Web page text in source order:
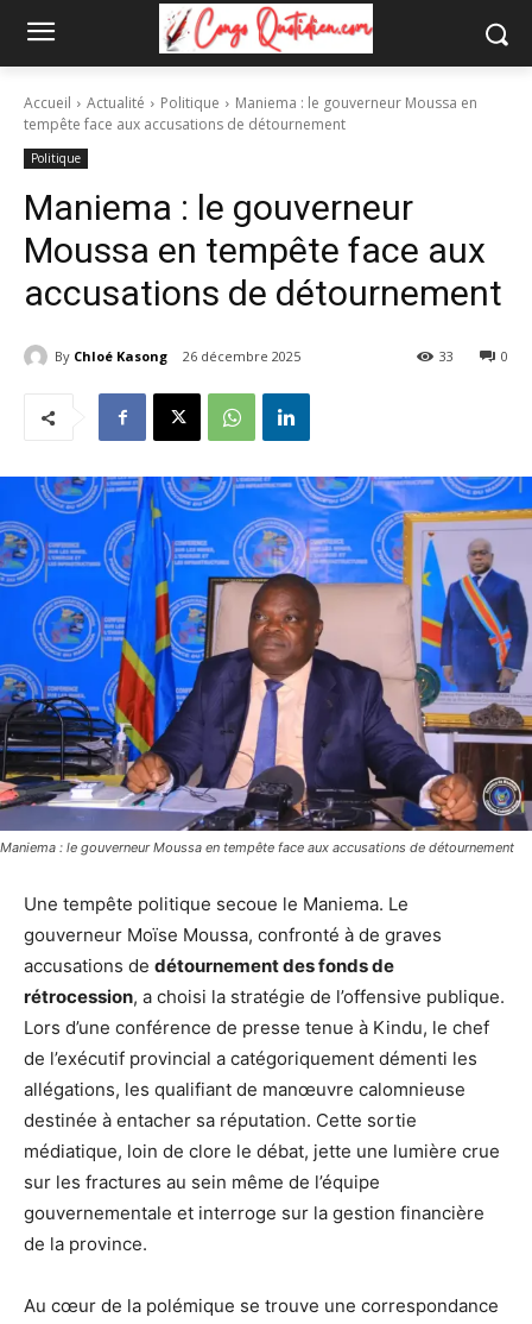
Accueil Actualité Politique
Maniema : le gouverneur Moussa en
tempête face aux accusations de détournement
Politique
Maniema : le gouverneur
Moussa en tempête face aux
accusations de détournement
By Chloé Kasong 26 décembre 2025 0
33
Maniema : le gouverneur Moussa en tempête face aux accusations de détournement
Une tempête politique secoue le Maniema. Le
gouverneur Moïse Moussa, confronté à de graves
accusations de détournement des fonds de
rétrocession, a choisi la stratégie de l’offensive publique.
Lors d’une conférence de presse tenue à Kindu, le chef
de l’exécutif provincial a catégoriquement démenti les
allégations, les qualifiant de manœuvre calomnieuse
destinée à entacher sa réputation. Cette sortie
médiatique, loin de clore le débat, jette une lumière crue
sur les fractures au sein même de l’équipe
gouvernementale et interroge sur la gestion financière
de la province.
Au cœur de la polémique se trouve une correspondance